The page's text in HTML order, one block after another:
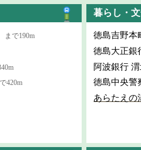
まで190m
420m
暮らし・
徳島吉野本
徳島大正銀
阿波銀行
徳島中央警
あらたえの